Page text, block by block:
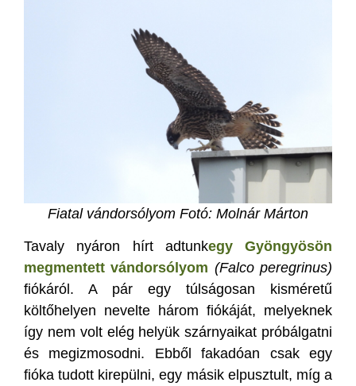
Fiatal vándorsólyom Fotó: Molnár Márton
Tavaly nyáron hírt adtunkegy Gyöngyösön
megmentett vándorsólyom (Falco peregrinus)
fiókáról. A pár egy túlságosan kisméretű
költőhelyen nevelte három fiókáját, melyeknek
így nem volt elég helyük szárnyaikat próbálgatni
és megizmosodni. Ebből fakadóan csak egy
fióka tudott kirepülni, egy másik elpusztult, míg a